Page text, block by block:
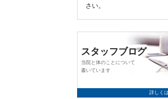
さい。
スタッフブログ
当院と体のことについて
書いています
詳しく